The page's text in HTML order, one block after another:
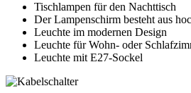
Tischlampen für den Nachttisch
Der Lampenschirm besteht aus
Leuchte im modernen Design
Leuchte für Wohn- oder
Leuchte mit E27-Sockel